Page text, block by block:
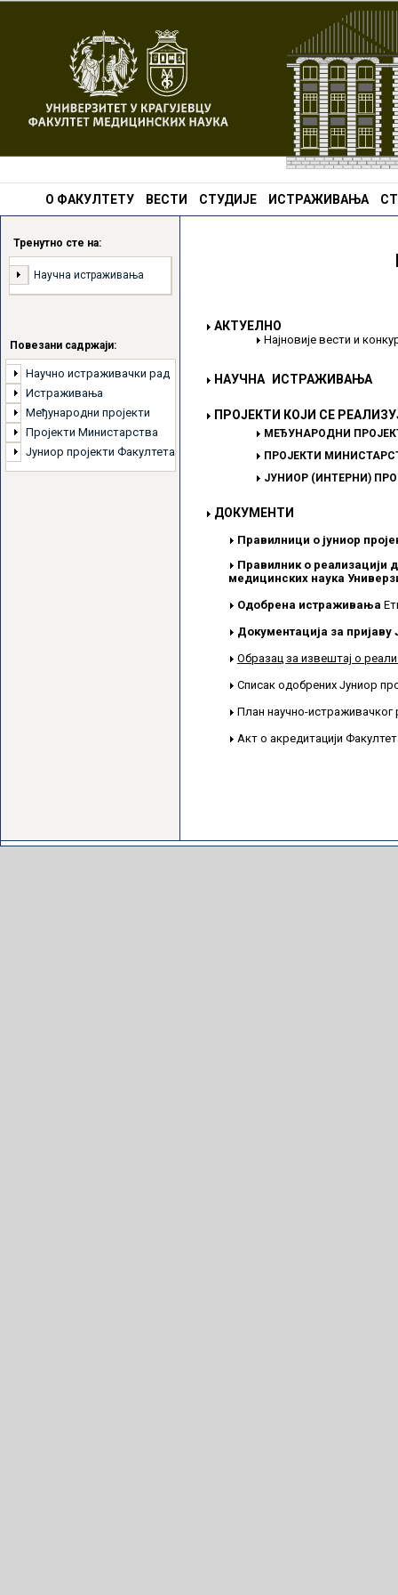
О ФАКУЛТЕТУ ВЕСТИ СТУДИЈЕ ИСТРАЖИВАЊА
Тренутно сте на:
Научна истраживања
Повезани садржаји:
Научно истраживачки рад
Истраживања
Међународни пројекти
Пројекти Министарства
Јуниор пројекти Факултета
АКТУЕЛНО
Најновије вести и
НАУЧНА ИСТРАЖИВАЊА
ПРОЈЕКТИ КОЈИ СЕ
МЕЂУНАРОДНИ
ПРОЈЕКТИ
ЈУНИОР (ИНТЕРНИ)
ДОКУМЕНТИ
Правилници о јуниор
Правилник о реализацији
медицинских наука
Одобрена истраживања
Документација за
Образац за извештај о
Списак одобрених Јуниор
План научно-истраживачког
Акт о акредитацији